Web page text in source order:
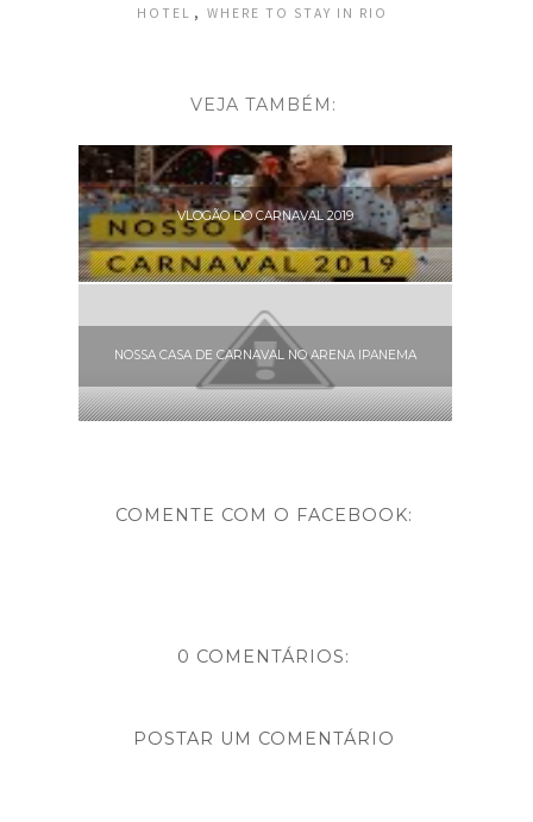
HOTEL
, WHERE TO STAY IN RIO
VEJA TAMBÉM:
VLOGÃO DO CARNAVAL 2019
NOSSA CASA DE CARNAVAL NO ARENA IPANEMA
COMENTE COM O FACEBOOK:
0 COMENTÁRIOS:
POSTAR UM COMENTÁRIO